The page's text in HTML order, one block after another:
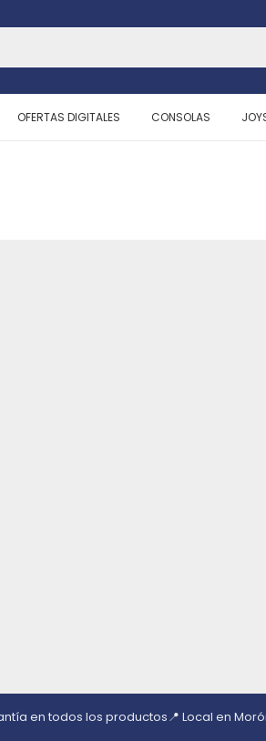
OFERTAS DIGITALES CONSOLAS
en todos los productos📍 Local en